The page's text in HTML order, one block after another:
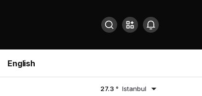
English
27.3 ° Istanbul